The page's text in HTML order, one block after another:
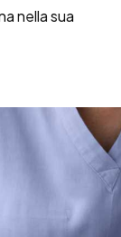
nella sua